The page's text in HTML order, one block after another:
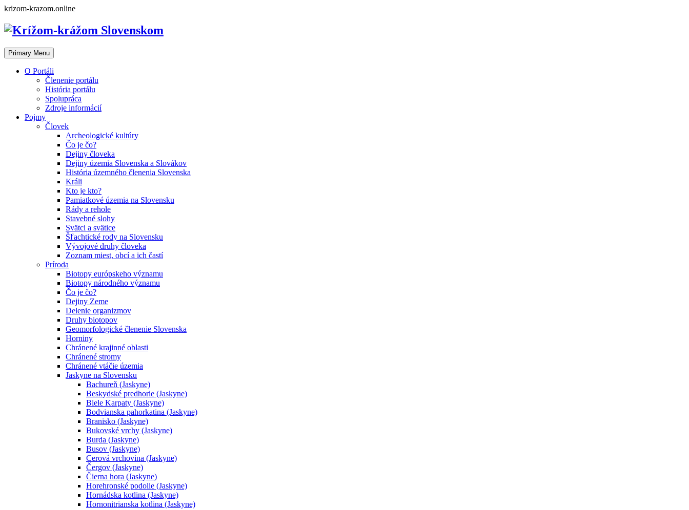
Skip
content
krizom-krazom.online
Primary Menu
O Portáli
Členenie portálu
História portálu
Spolupráca
Zdroje informácií
Pojmy
Človek
Archeologické kultúry
Čo je čo?
Dejiny človeka
Dejiny územia Slovenska a Slovákov
História územného členenia Slovenska
Králi
Kto je kto?
Pamiatkové územia na Slovensku
Rády a rehole
Stavebné slohy
Svätci a svätice
Šľachtické rody na Slovensku
Vývojové druhy človeka
Zoznam miest, obcí a ich častí
Príroda
Biotopy európskeho významu
Biotopy národného významu
Čo je čo?
Dejiny Zeme
Delenie organizmov
Druhy biotopov
Geomorfologické členenie Slovenska
Horniny
Chránené krajinné oblasti
Chránené stromy
Chránené vtáčie územia
Jaskyne na Slovensku
Bachureň (Jaskyne)
Beskydské predhorie (Jaskyne)
Biele Karpaty (Jaskyne)
Bodvianska pahorkatina (Jaskyne)
Branisko (Jaskyne)
Bukovské vrchy (Jaskyne)
Burda (Jaskyne)
Busov (Jaskyne)
Cerová vrchovina (Jaskyne)
Čergov (Jaskyne)
Čierna hora (Jaskyne)
Horehronské podolie (Jaskyne)
Hornádska kotlina (Jaskyne)
Hornonitrianska kotlina (Jaskyne)